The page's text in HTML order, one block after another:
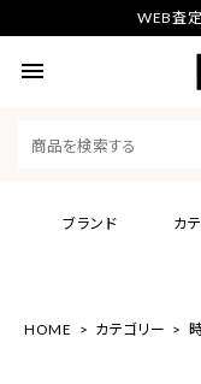
WEB査
menu
ブランド カ
HOME カテゴリー